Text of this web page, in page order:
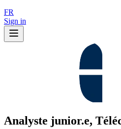
FR
Sign in
Analyste junior.e,